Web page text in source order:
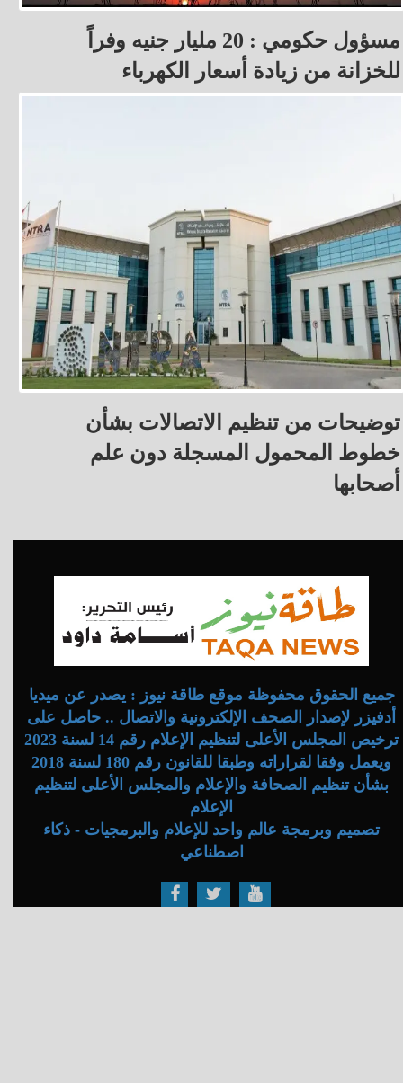
مسؤول حكومي : 20 مليار جنيه وفراً
للخزانة من زيادة أسعار الكهرباء
توضيحات من تنظيم الاتصالات بشأن
خطوط المحمول المسجلة دون علم
أصحابها
جميع الحقوق محفوظة موقع طاقة نيوز : يصدر عن ميديا
أدفيزر لإصدار الصحف الإلكترونية والاتصال .. حاصل على
ترخيص المجلس الأعلى لتنظيم الإعلام رقم 14 لسنة 2023
ويعمل وفقا لقراراته وطبقا للقانون رقم 180 لسنة 2018
بشأن تنظيم الصحافة والإعلام والمجلس الأعلى لتنظيم
الإعلام
تصميم وبرمجة عالم واحد للإعلام والبرمجيات - ذكاء
اصطناعي